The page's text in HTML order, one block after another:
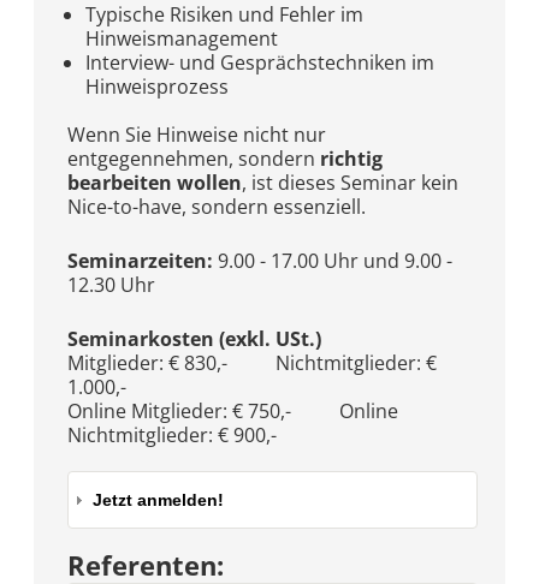
Typische Risiken und Fehler im
Hinweismanagement
Interview- und Gesprächstechniken im
Hinweisprozess
Wenn Sie Hinweise nicht nur
entgegennehmen, sondern richtig
bearbeiten wollen, ist dieses Seminar kein
Nice-to-have, sondern essenziell.
Seminarzeiten:9.00 - 17.00 Uhr und 9.00 -
12.30 Uhr
Seminarkosten (exkl. USt.)
Mitglieder: € 830,- Nichtmitglieder: €
1.000,-
Online Mitglieder: € 750,- Online
Nichtmitglieder: € 900,-
Jetzt anmelden!
Referenten: